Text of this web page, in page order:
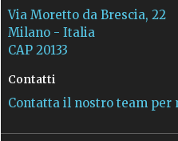
Via Moretto da Brescia, 22
Milano - Italia
CAP 20133
Contatti
Contatta il nostro team